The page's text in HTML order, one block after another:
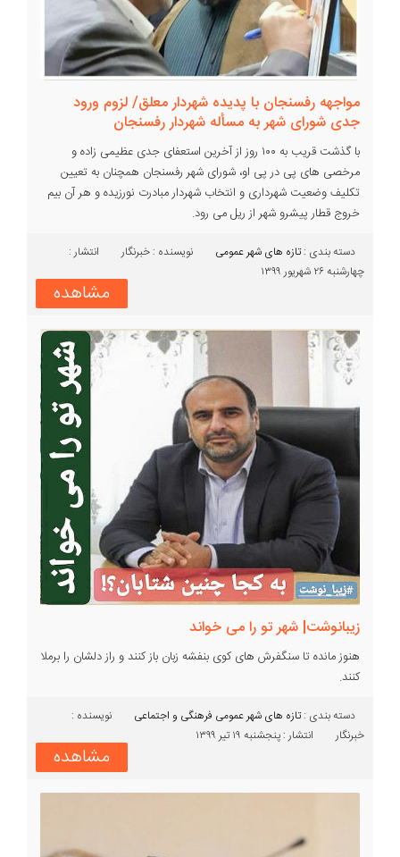
مواجهه رفسنجان با پدیده شهردار معلق/ لزوم ورود
جدی شورای شهر به مسأله شهردار رفسنجان
با گذشت قریب به ۱۰۰ روز از آخرین استعفای جدی عظیمی زاده و
مرخصی های پی در پی او، شورای شهر رفسنجان همچنان به تعیین
تکلیف وضعیت شهرداری و انتخاب شهردار مبادرت نورزیده و هر آن بیم
خروج قطار پیشرو شهر از ریل می رود.
دسته بندی :‌تازه های شهرعمومی نویسنده : خبرنگار
انتشار :
چهارشنبه ۲۶ شهریور ۱۳۹۹
مشاهده
زیبانوشت| شهر تو را می خواند
هنوز مانده تا سنگفرش های کوی بنفشه زبان باز کنند و راز دلشان را برملا
کنند.
دسته بندی :‌تازه های شهر عمومی فرهنگی و اجتماعی
نویسنده :
خبرنگار
انتشار : پنجشنبه ۱۹ تیر ۱۳۹۹
مشاهده